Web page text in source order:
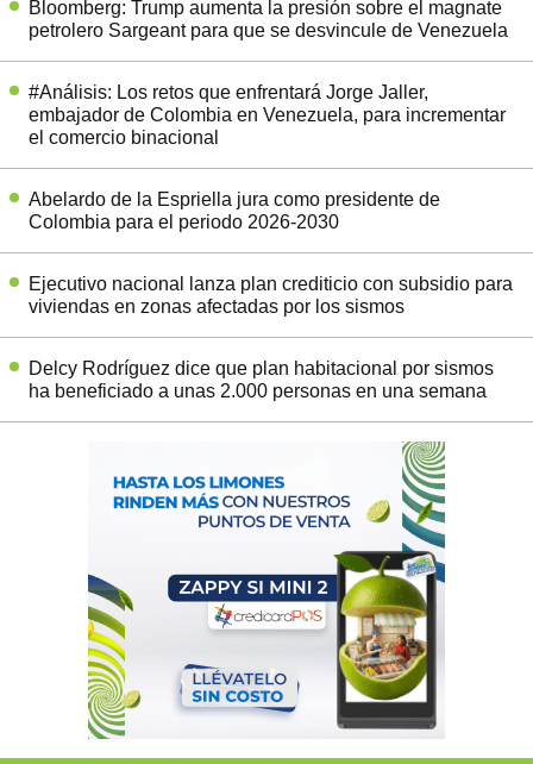
Bloomberg: Trump aumenta la presión sobre el magnate
petrolero Sargeant para que se desvincule de Venezuela
#Análisis: Los retos que enfrentará Jorge Jaller,
embajador de Colombia en Venezuela, para incrementar
el comercio binacional
Abelardo de la Espriella jura como presidente de
Colombia para el periodo 2026-2030
Ejecutivo nacional lanza plan crediticio con subsidio para
viviendas en zonas afectadas por los sismos
Delcy Rodríguez dice que plan habitacional por sismos
ha beneficiado a unas 2.000 personas en una semana